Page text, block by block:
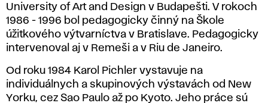
University of Art and Design v Budapešti. V rokoch
1986 - 1996 bol pedagogicky činný na Škole
úžitkového výtvarníctva v Bratislave. Pedagogicky
intervenoval aj v Remeši a v Riu de Janeiro.
Od roku 1984 Karol Pichler vystavuje na
individuálnych a skupinových výstavách od New
Yorku, cez Sao Paulo až po Kyoto. Jeho práce sú